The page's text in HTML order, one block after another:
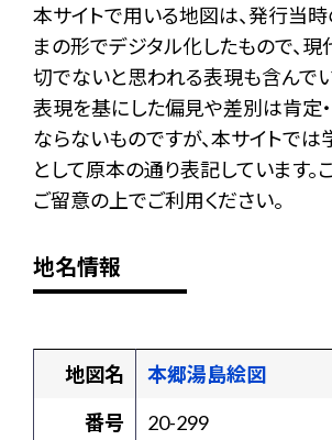
本サイトで用いる地図は、発行当
まの形でデジタル化したもので、
切でないと思われる表現も含んで
表現を基にした偏見や差別は肯定
ならないものですが、本サイトでは
として原本の通り表記しています。
ご留意の上でご利用ください。
地名情報
地図名
本郷湯島絵図
番号
20-299